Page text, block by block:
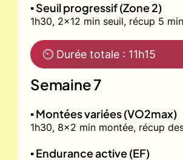
▪️ Seuil progressif (Zone 2)
1h30, 2x12 min seuil, récup 5
⏲ Durée totale : 11h15
Semaine 7
▪️ Montées variées (VO2max)
1h30, 8x2 min montée, récup
▪️ Endurance active (EF)